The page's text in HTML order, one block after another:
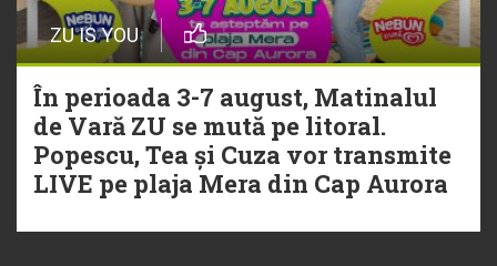
ZU IS YOU
În perioada 3-7 august, Matinalul
de Vară ZU se mută pe litoral.
Popescu, Tea și Cuza vor transmite
LIVE pe plaja Mera din Cap Aurora